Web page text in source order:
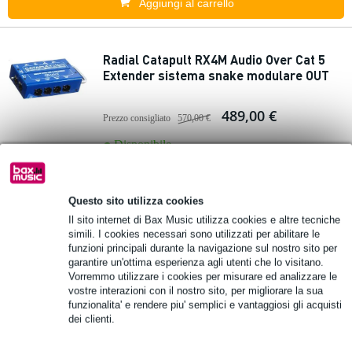
Questo sito utilizza cookies
Il sito internet di Bax Music utilizza cookies e altre tecniche
simili. I cookies necessari sono utilizzati per abilitare le
funzioni principali durante la navigazione sul nostro sito per
garantire un'ottima esperienza agli utenti che lo visitano.
Vorremmo utilizzare i cookies per misurare ed analizzare le
vostre interazioni con il nostro sito, per migliorare la sua
funzionalita' e rendere piu' semplici e vantaggiosi gli acquisti
dei clienti.
Aggiungi al carrello
Radial Catapult RX4M Audio Over Cat 5
Extender sistema snake modulare OUT
Prezzo consigliato 570,00 € 489,00 €
Disponibile
Radial JD7 Active 7-Channel Guitar
Splitter
Prezzo consigliato 2.063,00 € 1.649,00 €